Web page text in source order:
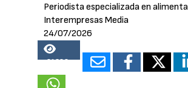
Periodista especializada en
Interempresas Media
24/07/2026
21388